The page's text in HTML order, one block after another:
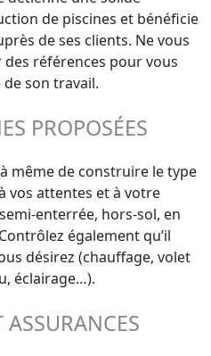
de piscines et bénéficie
de ses clients. Ne vous
références pour vous
son travail.
PROPOSÉES
même de construire le type
vos attentes et à votre
enterrée, hors-sol, en
également qu’il
désirez (chauffage, volet
éclairage…).
ASSURANCES